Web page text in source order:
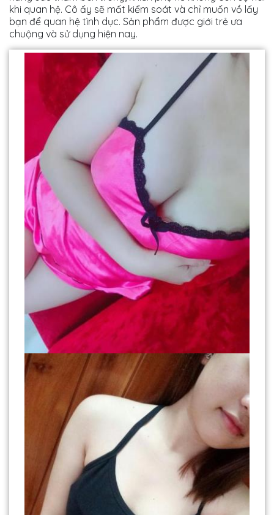
khi quan hệ. Cô ấy sẽ mất kiểm soát và chỉ muốn vồ lấy
bạn để quan hệ tình dục. Sản phẩm được giới trẻ ưa
chuộng và sử dụng hiện nay.